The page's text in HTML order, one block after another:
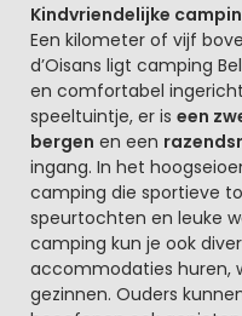
Kindvriendelijke
Een kilometer of vijf
d’Oisans ligt camping
en comfortabel
speeltuintje, er is een
bergen en een
ingang. In het
camping die sportieve
speurtochten en leuke
camping kun je ook
accommodaties huren,
gezinnen. Ouders